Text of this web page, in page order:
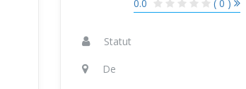
0.0 ( 0 )
Statut
De